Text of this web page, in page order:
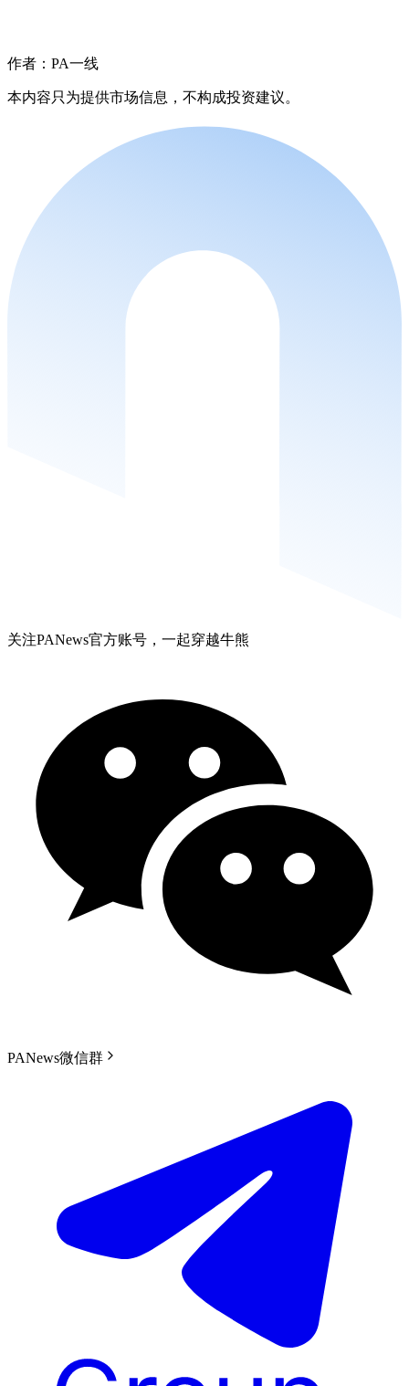
作者：PA一线
本内容只为提供市场信息，不构成投资建议。
关注PANews官方账号，一起穿越牛熊
PANews微信群